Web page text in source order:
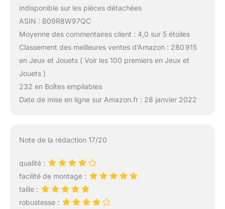
indisponible sur les pièces détachées
ASIN : B09R8W97QC
Moyenne des commentaires client : 4,0 sur 5 étoiles
Classement des meilleures ventes d’Amazon : 280 915
en Jeux et Jouets ( Voir les 100 premiers en Jeux et
Jouets )
232 en Boîtes empilables
Date de mise en ligne sur Amazon.fr : 28 janvier 2022
Note de la rédaction 17/20
qualité :
facilité de montage :
taille :
robustesse :